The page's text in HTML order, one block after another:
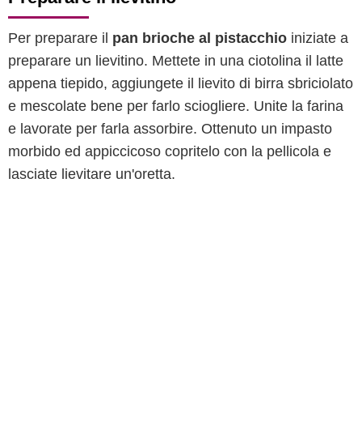
Per preparare il pan brioche al pistacchio iniziate a
preparare un lievitino. Mettete in una ciotolina il latte
appena tiepido, aggiungete il lievito di birra sbriciolato
e mescolate bene per farlo sciogliere. Unite la farina
e lavorate per farla assorbire. Ottenuto un impasto
morbido ed appiccicoso copritelo con la pellicola e
lasciate lievitare un'oretta.